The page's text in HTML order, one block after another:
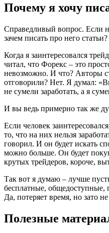
Почему я хочу
Справедливый вопрос. Если
зачем писать про него статьи?
Когда я заинтересовался
читал, что Форекс – это
невозможно. И что? Авторы
отговорили? Нет. Я думал:
не сумели заработать, а я
И вы ведь примерно так же
Если человек
то, что на них нельзя
говорил. И он будет искать
можно больше. Он будет
крутых трейдеров, короче,
Так вот я думаю – лучше
бесплатные, общедоступные,
Да, потеряет время, но зато
Полезные